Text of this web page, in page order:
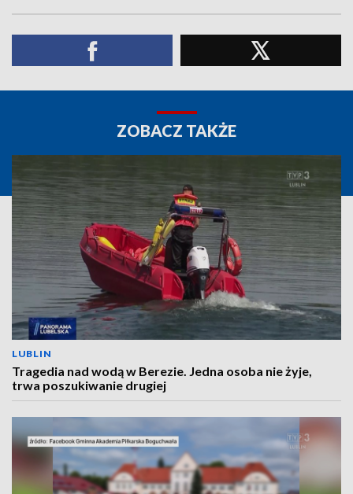
ZOBACZ TAKŻE
LUBLIN
Tragedia nad wodą w Berezie. Jedna osoba nie żyje,
trwa poszukiwanie drugiej